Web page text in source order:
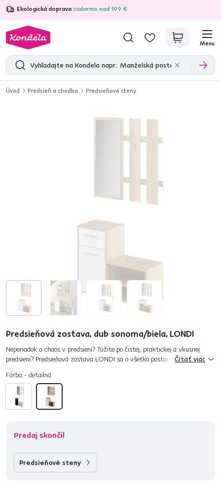
Ekologická doprava zadarmo nad 199 €
4,7 31 211overených produktových recenzií
Menu
Úvod Predsieň a chodba Predsieňové steny
Predsieňová zostava, dub sonoma/biela, LONDI
Neporiadok a chaos v predsieni? Túžite po čistej, praktickej a vkusnej
predsieni? Predsieňová zostava LONDI sa o všetko postará. Vyrobená je z
Čítať viac
Farba - detailná
Predaj skončil
Predsieňové steny